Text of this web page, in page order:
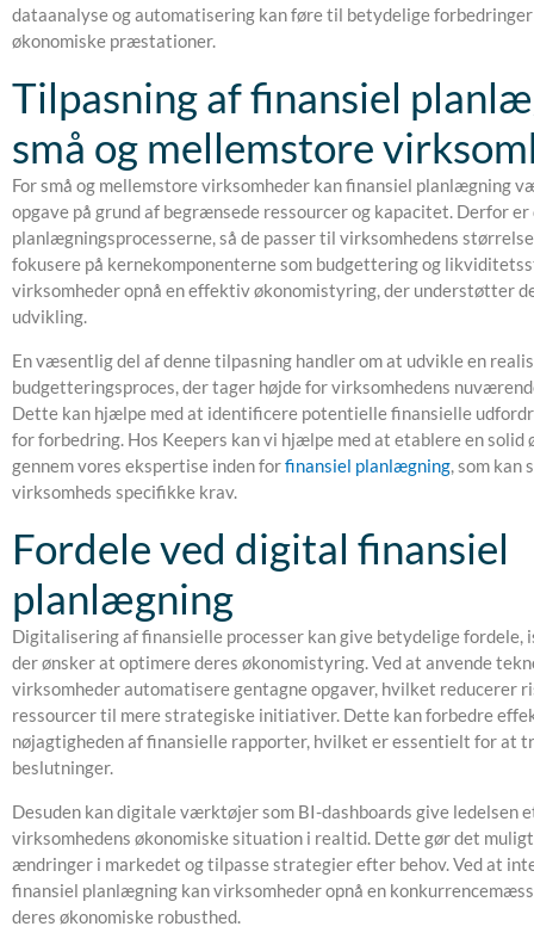
dataanalyse og automatisering kan føre til betydelige
økonomiske præstationer.
Tilpasning af finansiel
små og mellemstore
For små og mellemstore virksomheder kan finansiel planlægning
opgave på grund af begrænsede ressourcer og kapacitet. Derfor
planlægningsprocesserne, så de passer til virksomhedens størrelse
fokusere på kernekomponenterne som budgettering og
virksomheder opnå en effektiv økonomistyring, der understøtter
udvikling.
En væsentlig del af denne tilpasning handler om at udvikle en
budgetteringsproces, der tager højde for virksomhedens
Dette kan hjælpe med at identificere potentielle finansielle
for forbedring. Hos Keepers kan vi hjælpe med at etablere en
gennem vores ekspertise inden forfinansiel planlægning, som kan
virksomheds specifikke krav.
Fordele ved digital finansiel
planlægning
Digitalisering af finansielle processer kan give betydelige fordele,
der ønsker at optimere deres økonomistyring. Ved at anvende
virksomheder automatisere gentagne opgaver, hvilket reducerer
ressourcer til mere strategiske initiativer. Dette kan forbedre
nøjagtigheden af finansielle rapporter, hvilket er essentielt for at
beslutninger.
Desuden kan digitale værktøjer som BI-dashboards give ledelsen
virksomhedens økonomiske situation i realtid. Dette gør det
ændringer i markedet og tilpasse strategier efter behov. Ved at
finansiel planlægning kan virksomheder opnå en
deres økonomiske robusthed.